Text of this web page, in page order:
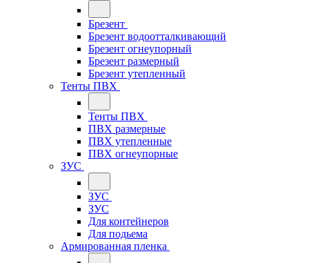
Брезент
Брезент водоотталкивающий
Брезент огнеупорный
Брезент размерный
Брезент утепленный
Тенты ПВХ
Тенты ПВХ
ПВХ размерные
ПВХ утепленные
ПВХ огнеупорные
ЗУС
ЗУС
ЗУС
Для контейнеров
Для подьема
Армированная пленка